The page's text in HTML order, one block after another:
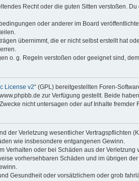
Recht oder die guten Sitten verstoßen.
oder anderer im Board
übernimmt, die er nicht selbst erstellt hat
o. g. Regeln verstoßen oder geeignet sind,
License v2“ (GPL) bereitgestellten Foren-
zur Verfügung gestellt. Beide
nicht untersagen oder auf Inhalte fremder
der Verletzung wesentlicher Vertragspflichten
wie insbesondere entgangenen Gewinn.
oder bei Schäden aus der
vorhersehbaren Schäden und im übrigen
Gesundheit oder vorsätzlichem oder grob